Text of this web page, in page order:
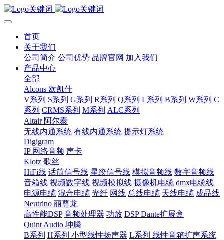
首页
关于我们
公司简介 公司优势 品牌官网 加入我们
产品中心
全部
Alcons 欧凯仕
V系列 S系列 G系列 R系列 Q系列 L系列 B系列 W系列 C
系列 CRMS系列 M系列 ALC系列
Altair 阿尔泰
无线内通系统 有线内通系统 提示灯系统
Digigram
IP 网络音频 声卡
Klotz 歌丝
HiFi线 话筒信号线 星绞信号线 模拟音频线 数字音频线
音箱线 视频数字线 视频模拟线 摄像机电缆 dmx电缆线
电源电缆 混合电缆 光纤 网线 总线电缆 天线电缆 成品线
Neutrino 丽尊龙
高性能DSP 音频处理器 功放 DSP Dante扩展盒
Quint Audio 坤腾
B系列 H系列 小型线性扬声器 L系列 线性音箱扩声系统